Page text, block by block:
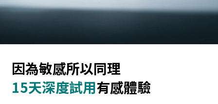
因為敏感所以同理
15天深度試用有感體驗